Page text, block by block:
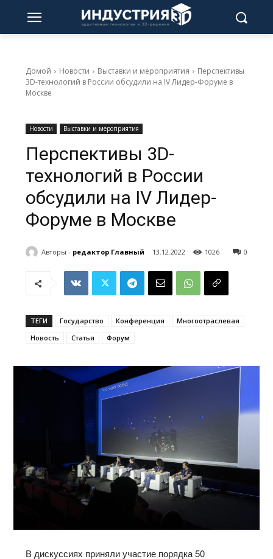
Домой Новости Выставки и мероприятия
Перспективы
3D-технологий в России обсудили на IV Лидер-Форуме в
Москве
Новости Выставки и мероприятия
Перспективы 3D-
технологий в России
обсудили на IV Лидер-
Форуме в Москве
Авторы - редактор Главный 13.12.2022 0
1026
ТЕГИ Государство Конференция
Многоотраслевая
Новость
Статья Форум
В дискуссиях приняли участие порядка 50